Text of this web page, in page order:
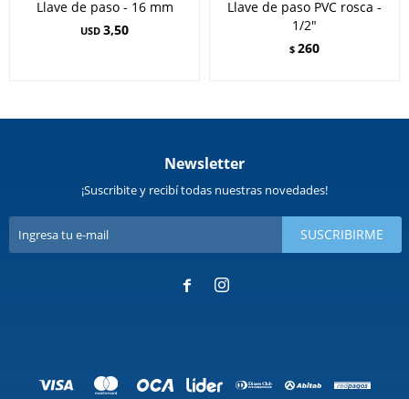
Llave de paso - 16 mm
USD 3,50
Llave de paso PVC rosca -
1/2"
$ 260
Newsletter
¡Suscribite y recibí todas nuestras novedades!
SUSCRIBIRME
 